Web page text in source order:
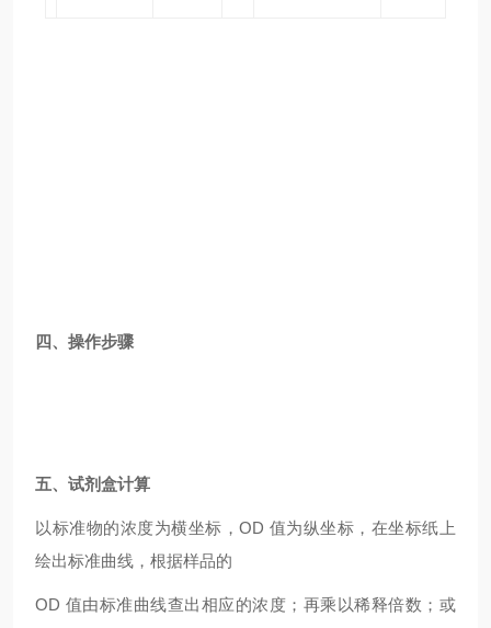
四、操作步骤
五、试剂盒计算
以标准物的浓度为横坐标，OD 值为纵坐标，在坐标纸上
绘出标准曲线，根据样品的
OD 值由标准曲线查出相应的浓度；再乘以稀释倍数；或